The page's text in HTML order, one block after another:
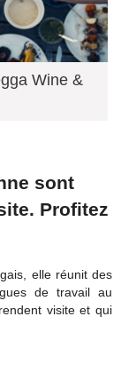
Wine &
sont
Profitez
elle réunit des
de travail au
visite et qui